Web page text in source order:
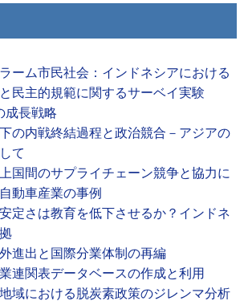
ーム市民社会：インドネシアにおける
民主的規範に関するサーベイ実験
成長戦略
の内戦終結過程と政治競合－アジアの
て
国間のサプライチェーン競争と協力に
動車産業の事例
定さは教育を低下させるか？インドネ
進出と国際分業体制の再編
連関表データベースの作成と利用
域における脱炭素政策のジレンマ分析